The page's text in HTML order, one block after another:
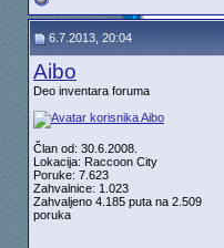
6.7.2013, 20:04
Aibo
Deo inventara foruma
Član od: 30.6.2008.
Lokacija: Raccoon City
Poruke: 7.623
Zahvalnice: 1.023
Zahvaljeno 4.185 puta na 2.509
poruka